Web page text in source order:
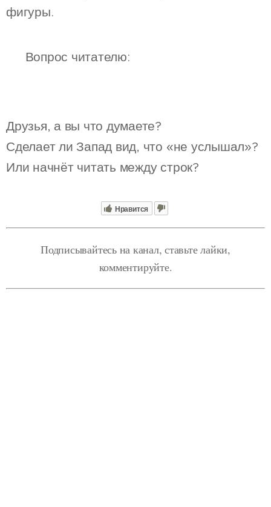
фигуры.
❓ Вопрос читателю:
Друзья, а вы что думаете?
Сделает ли Запад вид, что «не услышал»?
Или начнёт читать между строк?
Нравится
Подписывайтесь на канал, ставьте лайки,
комментируйте.